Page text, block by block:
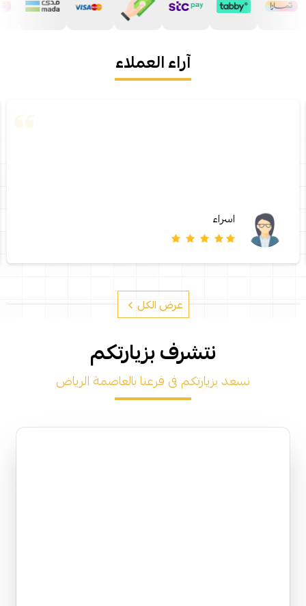
آراء العملاء
اسراء
عرض الكل
نتشرف بزيارتكم
نسعد بزيارتكم فى فرعنا بالعاصمة الرياض